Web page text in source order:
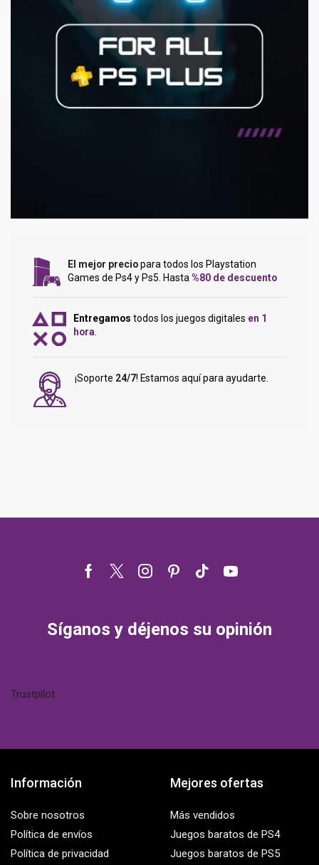
El mejor preciopara todos los Playstation
Games de Ps4 y Ps5. Hasta %80 de descuento
Entregamos todos los juegos digitales en 1
hora
¡Soporte 24/7! Estamos aquí para ayudarte.
Facebook
TwitterInstagram
Pinterest
Tik- Youtube
Síganos y déjenos su opinión
Trustpilot
Información
Sobre nosotros
Política de envíos
Política de privacidad
Mejores ofertas
Más vendidos
Juegos baratos de PS4
Juegos baratos de PS5